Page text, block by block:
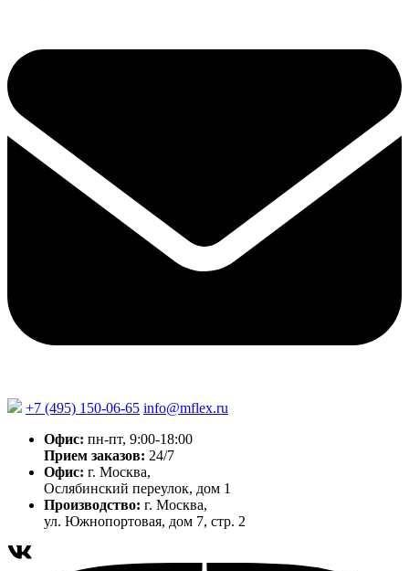
+7 (495) 150-06-65 info@mflex.ru
Офис: пн-пт, 9:00-18:00
Прием заказов: 24/7
Офис: г. Москва,
Ослябинский переулок, дом 1
Производство: г. Москва,
ул. Южнопортовая, дом 7, стр. 2